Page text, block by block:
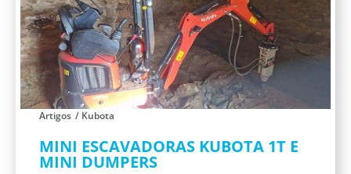
Artigos / Kubota
MINI ESCAVADORAS KUBOTA 1T E
MINI DUMPERS